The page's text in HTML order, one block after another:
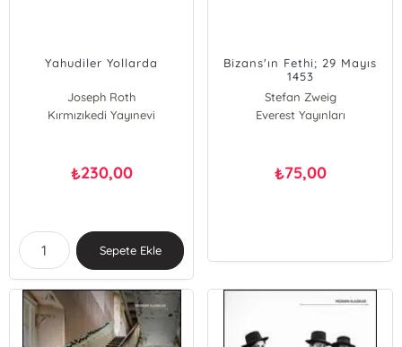
Yahudiler Yollarda
Joseph Roth
Kırmızıkedi Yayınevi
₺230,00
Sepete Ekle
Bizans'ın Fethi; 29 Mayıs
1453
Stefan Zweig
Everest Yayınları
₺75,00